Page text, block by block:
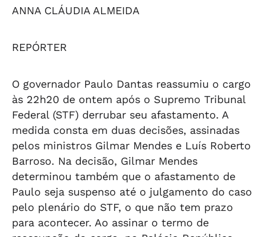
ANNA CLÁUDIA ALMEIDA
REPÓRTER
O governador Paulo Dantas reassumiu o cargo
às 22h20 de ontem após o Supremo Tribunal
Federal (STF) derrubar seu afastamento. A
medida consta em duas decisões, assinadas
pelos ministros Gilmar Mendes e Luís Roberto
Barroso. Na decisão, Gilmar Mendes
determinou também que o afastamento de
Paulo seja suspenso até o julgamento do caso
pelo plenário do STF, o que não tem prazo
para acontecer. Ao assinar o termo de